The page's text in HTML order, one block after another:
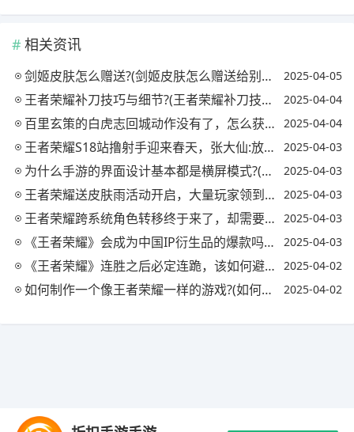
相关资讯
剑姬皮肤怎么赠送?(剑姬皮肤怎么赠送给别人) 2025-04-05
王者荣耀补刀技巧与细节?(王者荣耀补刀技巧视频) 2025-04-04
百里玄策的白虎志回城动作没有了，怎么获得?(王者荣耀百里玄策的白虎志什么时候返厂) 2025-04-04
王者荣耀S18站撸射手迎来春天，张大仙:放弃破晓选择逐日，容错率提高20%，你怎么看? 2025-04-03
为什么手游的界面设计基本都是横屏模式?(为什么有些手游是竖屏显示) 2025-04-03
王者荣耀送皮肤雨活动开启，大量玩家领到史诗，欧皇拿到内测皮肤，你怎么看? 2025-04-03
王者荣耀跨系统角色转移终于来了，却需要990点券，你怎么看?(王者如何跨系统角色转换) 2025-04-03
《王者荣耀》会成为中国IP衍生品的爆款吗?(王者荣耀ip衍生游戏) 2025-04-03
《王者荣耀》连胜之后必定连跪，该如何避免?网友称少拿MVP可以有效避免，是真的吗? 2025-04-02
如何制作一个像王者荣耀一样的游戏?(如何制作一个像王者荣耀一样的游戏软件) 2025-04-02
Copyright © 2021-2035 优手游 版权所有 网站备案号：